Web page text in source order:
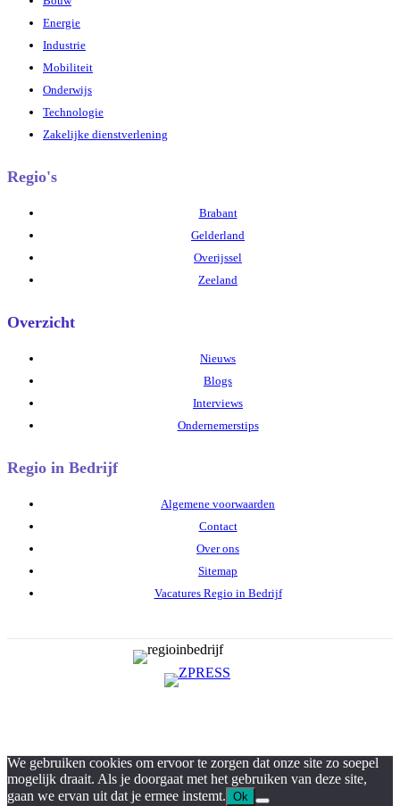
Energie
Industrie
Mobiliteit
Onderwijs
Technologie
Zakelijke dienstverlening
Regio's
Brabant
Gelderland
Overijssel
Zeeland
Overzicht
Nieuws
Blogs
Interviews
Ondernemerstips
Regio in Bedrijf
Algemene voorwaarden
Contact
Over ons
Sitemap
Vacatures Regio in Bedrijf
We gebruiken cookies om ervoor te zorgen dat onze site zo soepel
mogelijk draait. Als je doorgaat met het gebruiken van deze site,
gaan we ervan uit dat je ermee instemt. Ok